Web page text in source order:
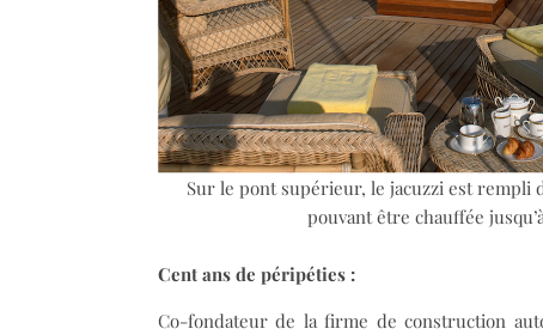
Sur le pont supérieur, le jacuzzi est rempli
pouvant être chauffée
Cent ans de péripéties :
Co-fondateur de la firme de construction